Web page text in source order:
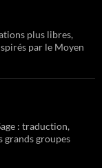
plus libres,
par le Moyen
: traduction,
groupes